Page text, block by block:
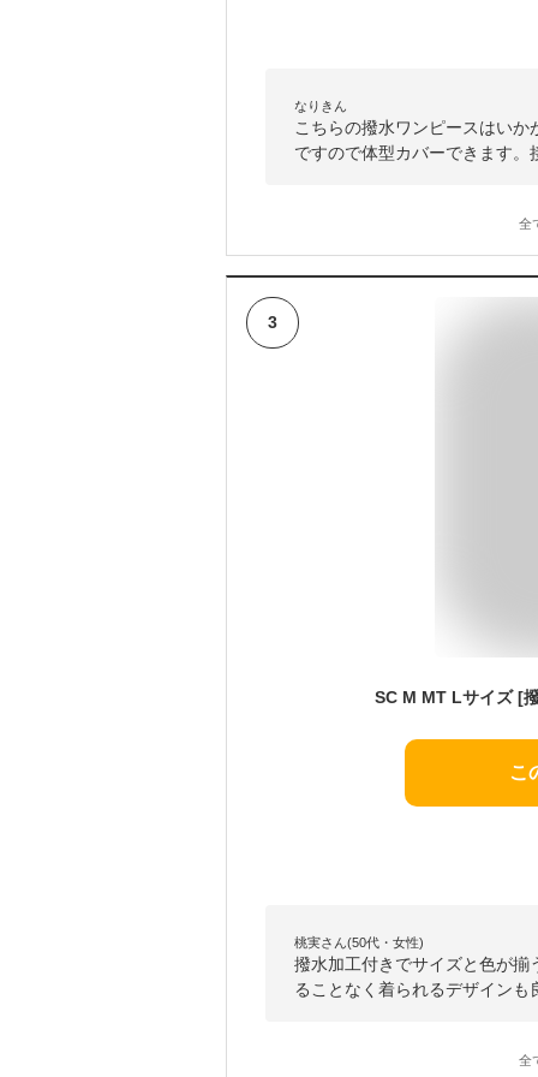
なりきん
こちらの撥水ワンピースはい
ですので体型カバーできます
全
3
こ
桃実さん(50代・女性)
撥水加工付きでサイズと色が
ることなく着られるデザイン
全